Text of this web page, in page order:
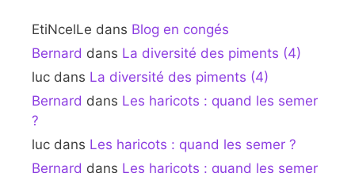
EtiNcelLe dans Blog en congés
Bernard dans La diversité des piments (4)
luc dans La diversité des piments (4)
Bernard dans Les haricots : quand les semer
?
luc dans Les haricots : quand les semer ?
Bernard dans Les haricots : quand les semer